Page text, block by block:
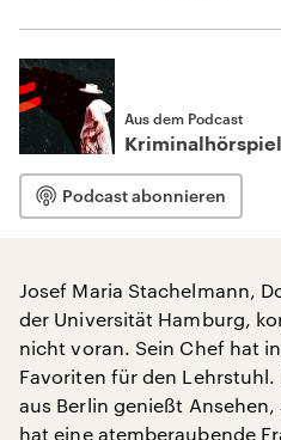
Aus dem Podcast
Kriminalhörspiel
Podcast abonnieren
Josef Maria Stachelmann,
der Universität Hamburg,
nicht voran. Sein Chef hat
Favoriten für den Lehrstuhl.
aus Berlin genießt
hat eine atemberaubende